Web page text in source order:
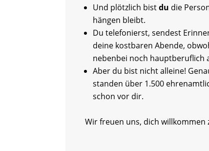
Und plötzlich bistdu die
hängen bleibt.
Du telefonierst, sendest
deine kostbaren Abende,
nebenbei noch hauptberuflich
Aber du bist nicht alleine!
standen über 1.500
schon vor dir.
Wir freuen uns, dich willkommen